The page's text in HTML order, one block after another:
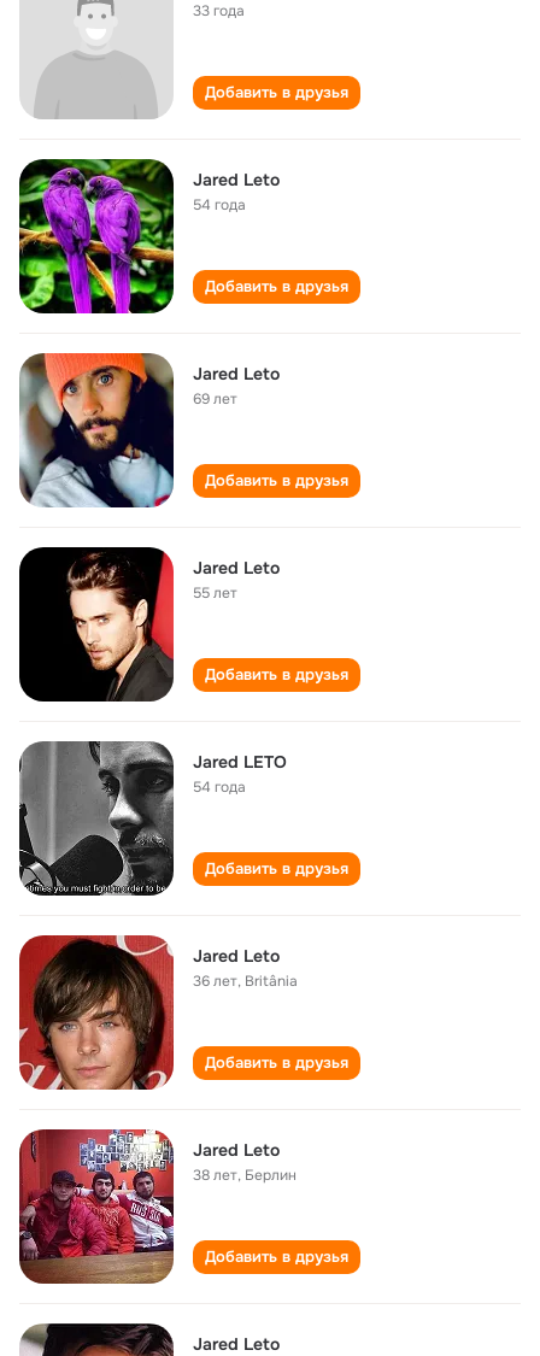
33 года
Добавить в друзья
Jared Leto
54 года
Добавить в друзья
Jared Leto
69 лет
Добавить в друзья
Jared Leto
55 лет
Добавить в друзья
Jared LETO
54 года
Добавить в друзья
Jared Leto
36 лет, Britânia
Добавить в друзья
Jared Leto
38 лет, Берлин
Добавить в друзья
Jared Leto